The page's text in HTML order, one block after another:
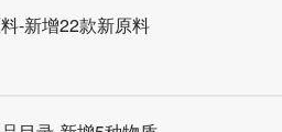
-新增22款新原料